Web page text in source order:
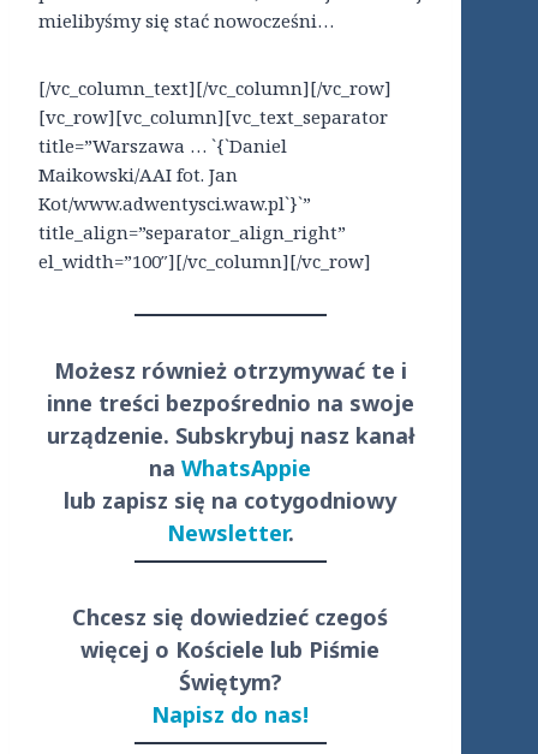
mielibyśmy się stać nowocześni…
[/vc_column_text][/vc_column][/vc_row]
[vc_row][vc_column][vc_text_separator
title=”Warszawa … `{`Daniel
Maikowski/AAI fot. Jan
Kot/www.adwentysci.waw.pl`}`”
title_align=”separator_align_right”
el_width=”100″][/vc_column][/vc_row]
Możesz również otrzymywać te i
inne treści bezpośrednio na swoje
urządzenie. Subskrybuj nasz kanał
naWhatsAppie
lub zapisz się na cotygodniowy
Newsletter.
Chcesz się dowiedzieć czegoś
więcej o Kościele lub Piśmie
Świętym?
Napisz do nas!